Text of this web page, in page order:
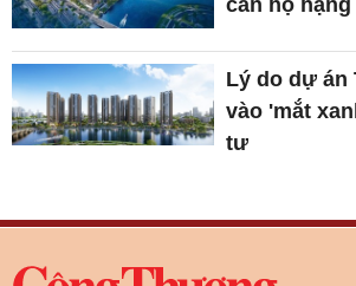
Lý do dự án
vào 'mắt
tư